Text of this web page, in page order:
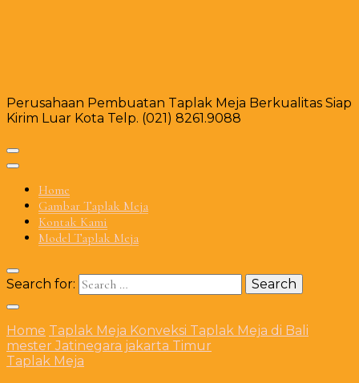
Perusahaan Pembuatan Taplak Meja Berkualitas Siap
Kirim Luar Kota Telp. (021) 8261.9088
Home
Gambar Taplak Meja
Kontak Kami
Model Taplak Meja
Search for:
Home Taplak Meja Konveksi Taplak Meja di Bali
mester Jatinegara jakarta Timur
Taplak Meja